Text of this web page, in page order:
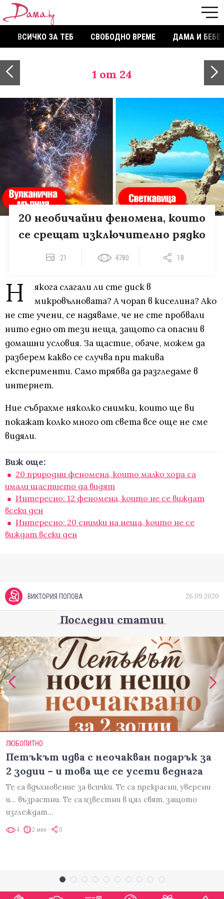
ВСИЧКО ЗА ТЕБ СВОБОДНО ВРЕМЕ ДАМА И БЕБЕ
1 от 24
20 необичайни феномена, които
се срещат изключително рядко
21 4780 18
Н
якога слагали ли сте диск в
микровълновата? А чорап в киселина? Ако
не сте учени, се надяваме, че не сте пробвали
нито едно от тези неща, защото са опасни в
домашни условия. За щастие, обаче, можем да
разберем какво се случва при такива
експерименти. Само трябва да разгледаме в
интернет.
Ние събрахме няколко снимки, които ще ви
покажат колко много от света все още не сме
видяли.
Виж още:
20 природни феномена, които малко хора са
имали щастието да видят
Интересно: 12 феномена, които не се виждат
всеки ден
Интересно: 20 снимки на неща, които не се
виждат всеки ден
ВИКТОРИЯ ПОПОВА 26.09.2020
Последни статии
ЛЮБОПИТНО
Петъкът идва с неочакван подарък за
2 зодии – и това ще се усети веднага
Те са вдъхновение за всички. Те са прекрасни, уверени
и... възрастни. Те са известни в цял свят, защото
изглеждат…
4 2 мин 0